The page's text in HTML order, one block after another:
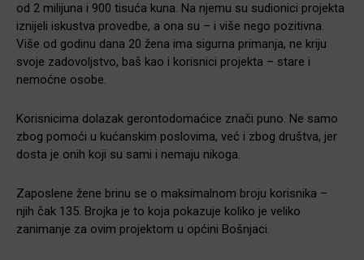
od 2 milijuna i 900 tisuća kuna. Na njemu su sudionici projekta
iznijeli iskustva provedbe, a ona su – i više nego pozitivna.
Više od godinu dana 20 žena ima sigurna primanja, ne kriju
svoje zadovoljstvo, baš kao i korisnici projekta – stare i
nemoćne osobe.
Korisnicima dolazak gerontodomaćice znači puno. Ne samo
zbog pomoći u kućanskim poslovima, već i zbog društva, jer
dosta je onih koji su sami i nemaju nikoga.
Zaposlene žene brinu se o maksimalnom broju korisnika –
njih čak 135. Brojka je to koja pokazuje koliko je veliko
zanimanje za ovim projektom u općini Bošnjaci.